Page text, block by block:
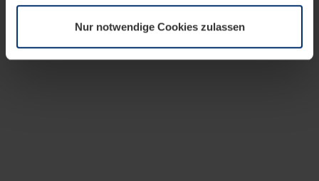
Datenschutzerklärungunserer Website ändern oder
widerrufen.
Nur notwendige Cookies zulassen